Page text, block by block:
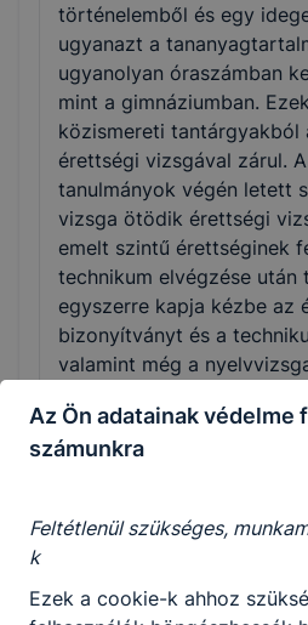
történelemből és egy
ugyanazt a
ugyanolyan óraszámban
mint a gimnáziumban.
közismereti tantárgyakból
érettségi vizsgával zárul.
tanulmányok végén letett
vizsga ötödik érettségi
emelt szintű érettséginek
technikum elvégzése után
egyszerre kapja kézbe az
bizonyítványt és a
valamint még a
Mindez lehetőséget nyújt a
felsőoktatásban való
szerzett, a ráépülő,
lehetősége van a
Az Ön adatainak védelme
számunkra
AzKarcagi SZC Hámori
Szakképző Iskolamilyen
használ?
Karcagi SZC Hámori
Szakképző Iskolaa cookie-
célokból használja:
➢ információ gyűjtése azzal
használja Ön a honlapot -
a honlap melyik részeit
leginkább, így megtudhatjuk,
Önnek még jobb felhasználói
meglátogatja oldalunkat,
➢ honlap fejlesztése.
Feltétlenül szükséges,
k
Ezek a cookie-k ahhoz